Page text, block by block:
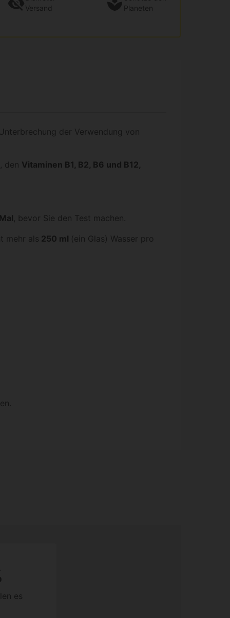
Versand
Planeten
der Verwendung von
, den Vitaminen B1, B2, B6 und B12,
, bevor Sie den Test machen.
mehr als 250 ml (ein Glas) Wasser pro
es